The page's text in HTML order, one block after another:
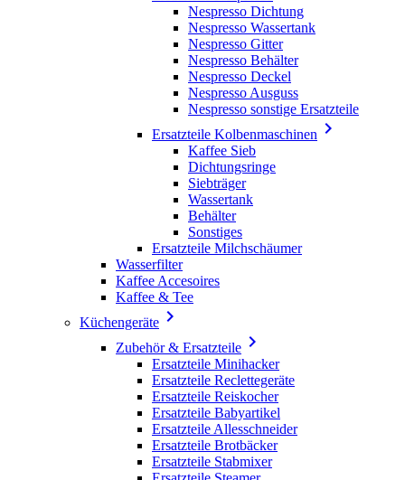
Nespresso Dichtung
Nespresso Wassertank
Nespresso Gitter
Nespresso Behälter
Nespresso Deckel
Nespresso Ausguss
Nespresso sonstige Ersatzteile
Ersatzteile Kolbenmaschinen 
Kaffee Sieb
Dichtungsringe
Siebträger
Wassertank
Behälter
Sonstiges
Ersatzteile Milchschäumer
Wasserfilter
Kaffee Accesoires
Kaffee & Tee
Küchengeräte 
Zubehör & Ersatzteile 
Ersatzteile Minihacker
Ersatzteile Reclettegeräte
Ersatzteile Reiskocher
Ersatzteile Babyartikel
Ersatzteile Allesschneider
Ersatzteile Brotbäcker
Ersatzteile Stabmixer